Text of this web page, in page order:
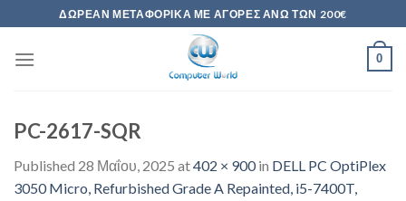
to
content
ΔΩΡΕΆΝ ΜΕΤΑΦΟΡΙΚΆ ΜΕ ΑΓΟΡΈΣ ΆΝΩ ΤΩΝ 200€
0
PC-2617-SQR
Published 28 Μαΐου, 2025 at402 × 900in DELL PC OptiPlex
3050 Micro, Refurbished Grade A Repainted, i5-7400T,